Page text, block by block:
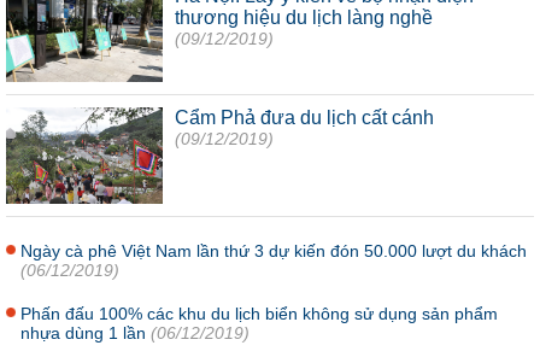
thương hiệu du lịch làng nghề
(09/12/2019)
Cẩm Phả đưa du lịch cất cánh
(09/12/2019)
Ngày cà phê Việt Nam lần thứ 3 dự kiến đón 50.000 lượt du khách
(06/12/2019)
Phấn đấu 100% các khu du lịch biển không sử dụng sản phẩm
nhựa dùng 1 lần (06/12/2019)